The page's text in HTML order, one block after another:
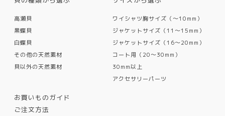
高瀬貝
黒蝶貝
白蝶貝
その他の天然素材
貝以外の天然素材
ワイシャツ胸サイズ（〜10mm）
ジャケットサイズ（11〜15mm）
ジャケットサイズ（16〜20mm）
コート用（20〜30mm）
30mm以上
アクセサリーパーツ
お買いものガイド
ご注文方法